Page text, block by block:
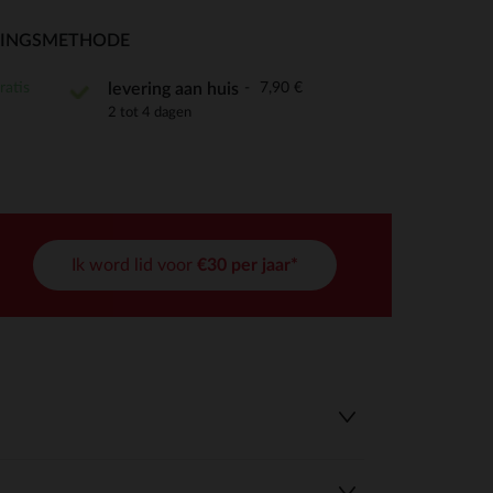
aan te passen en te beheren, en zorgt ervoor dat aan
levering aan huis 7,90 €
2 tot 4 dagen
Ik word lid voor €30 per jaar*